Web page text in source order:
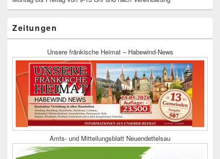
Zeitungen
Unsere fränkische Heimat – Habewind-News
Amts- und Mitteilungsblatt Neuendettelsau